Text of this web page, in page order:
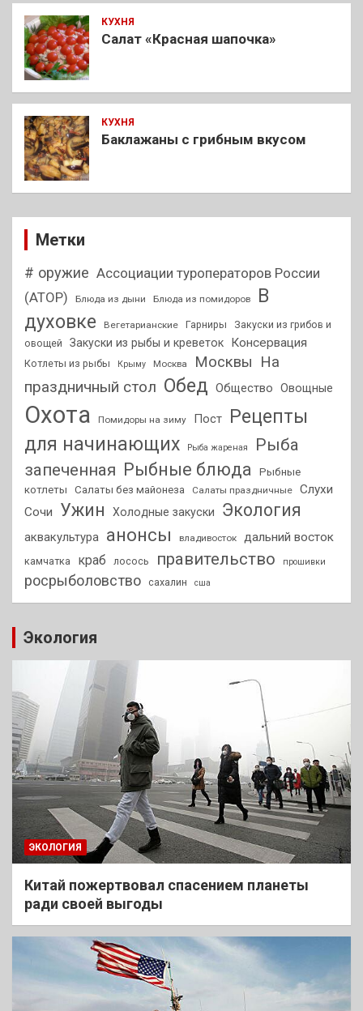
КУХНЯ
Салат «Красная шапочка»
КУХНЯ
Баклажаны с грибным вкусом
Метки
# оружие Ассоциации туроператоров России
(АТОР)
Блюда из дыни Блюда из помидоров
В
духовке
Вегетарианские Гарниры
Закуски из грибов и
овощей
Закуски из рыбы и креветок Консервация
Котлеты из рыбы Крыму Москва Москвы На
праздничный стол Обед Общество Овощные
Охота Помидоры на зиму Пост
Рецепты
для начинающих
Рыба жареная
Рыба
запеченная Рыбные блюда
Рыбные
котлеты
Салаты без майонеза Салаты праздничные
Слухи
Сочи
Ужин Холодные закуски Экология
аквакультура анонсы владивосток дальний восток
камчатка краб лосось правительство прошивки
росрыболовство сахалин сша
Экология
ЭКОЛОГИЯ
Китай пожертвовал спасением планеты
ради своей выгоды